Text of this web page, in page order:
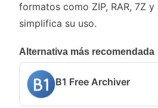
formatos como ZIP, RAR, 7Z
simplifica su uso.
Alternativa más recomendada
B1 Free Archiver